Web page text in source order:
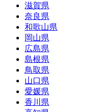
滋賀県
奈良県
和歌山県
岡山県
広島県
島根県
鳥取県
山口県
愛媛県
香川県